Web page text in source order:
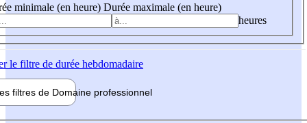
minimale (en heure) Durée maximale (en heure)
heures
le filtre de durée hebdomadaire
filtres de Domaine professionnel